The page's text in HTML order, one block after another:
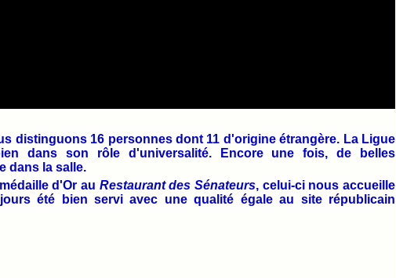
distinguons 16 personnes dont 11 d'origine étrangère. La Ligue
dans son rôle d'universalité. Encore une fois, de belles
dans la salle.
d'Or au Restaurant des Sénateurs, celui-ci nous accueille
été bien servi avec une qualité égale au site républicain